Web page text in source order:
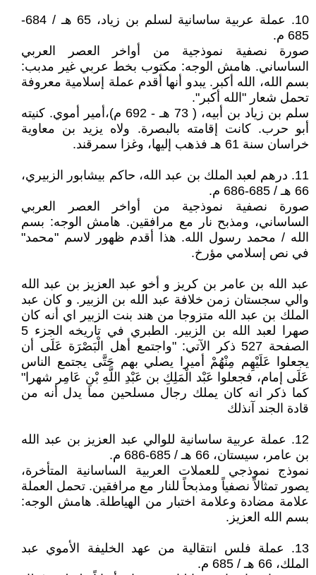
10. عملة عربية ساسانية لسلم بن زياد، 65 هـ / 684-
685 م.
صورة نصفية نموذجية من أواخر العصر العربي
الساساني. هامش الوجه: مكتوب بخط عربي غير مدبب:
بسم الله، الله أكبر. يبدو أنها أقدم عملة إسلامية معروفة
تحمل شعار "الله أكبر".
سلم بن زياد بن أبيه، ( 73 هـ - 692 م)،أمير أموي. كنيته
أبو حرب. كانت إقامته بالبصرة. ولاه يزيد بن معاوية
خراسان سنة 61 هـ فذهب إليها، وغزا سمرقند.
11. درهم لعبد الملك بن عبد الله، حاكم بيشابور الزبيري،
66 هـ / 685-686 م.
صورة نصفية نموذجية من أواخر العصر العربي
الساساني، ومذبح نار مع مرافقين. هامش الوجه: بسم
الله / محمد رسول الله. هذا أقدم ظهور لاسم "محمد"
في نص إسلامي مؤرخ.
عبد الله بن عامر بن كريز و أخو عبد العزيز بن عبد الله
والي سجستان زمن خلافة عبد الله بن الزبير. و كان عبد
الملك بن عبد الله متزوجا من هند بنت الزبير اي أنه كان
صهرا لعبد الله بن الزبير. الطبري في تاريخه الجزء 5
الصفحة 527 ذكر الآتي: "واجتمع أهل الْبَصْرَة عَلَى أن
يجعلوا عَلَيْهِم مِنْهُمْ أميرا يصلي بهم حَتَّى يجتمع الناس
عَلَى إمام، فجعلوا عَبْد الْمَلِكِ بن عَبْدِ اللَّهِ بْنِ عَامِر شهرا"
كما ذكر انه كان يملك رجال مسلحين مما يدل أنه من
قادة الجند آنذلك
12. عملة عربية ساسانية للوالي عبد العزيز بن عبد الله
بن عامر، سيستان، 66 هـ / 685-686 م.
نموذج نموذجي للعملات العربية الساسانية المتأخرة،
يصور تمثالاً نصفياً ومذبحاً للنار مع مرافقين. تحمل العملة
علامة مضادة وعلامة اختبار من الهياطلة. هامش الوجه:
بسم الله العزيز.
13. عملة فلس انتقالية من عهد الخليفة الأموي عبد
الملك، 66 هـ / 685 م.